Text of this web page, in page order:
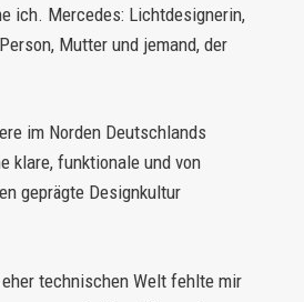
ich. Mercedes: Lichtdesignerin,
Mutter und jemand, der
im Norden Deutschlands
klare, funktionale und von
geprägte Designkultur
technischen Welt fehlte mir